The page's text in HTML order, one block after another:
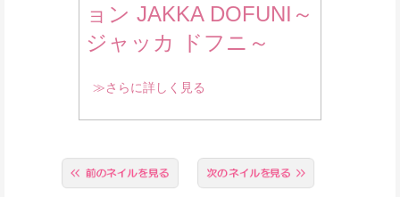
ョン JAKKA DOFUNI～
ジャッカ ドフニ～
≫さらに詳しく見る